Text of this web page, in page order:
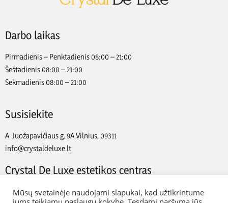
Darbo laikas
Pirmadienis – Penktadienis 08:00 – 21:00
Šeštadienis 08:00 – 21:00
Sekmadienis 08:00 – 21:00
Susisiekite
A. Juožapavičiaus g. 9A Vilnius, 09311
info@crystaldeluxe.lt
Crystal De Luxe estetikos centras
2022 Crystal De Luxe estetikos centras. Visos teisės saugomos.
Mūsų svetainėje naudojami slapukai, kad užtikrintume